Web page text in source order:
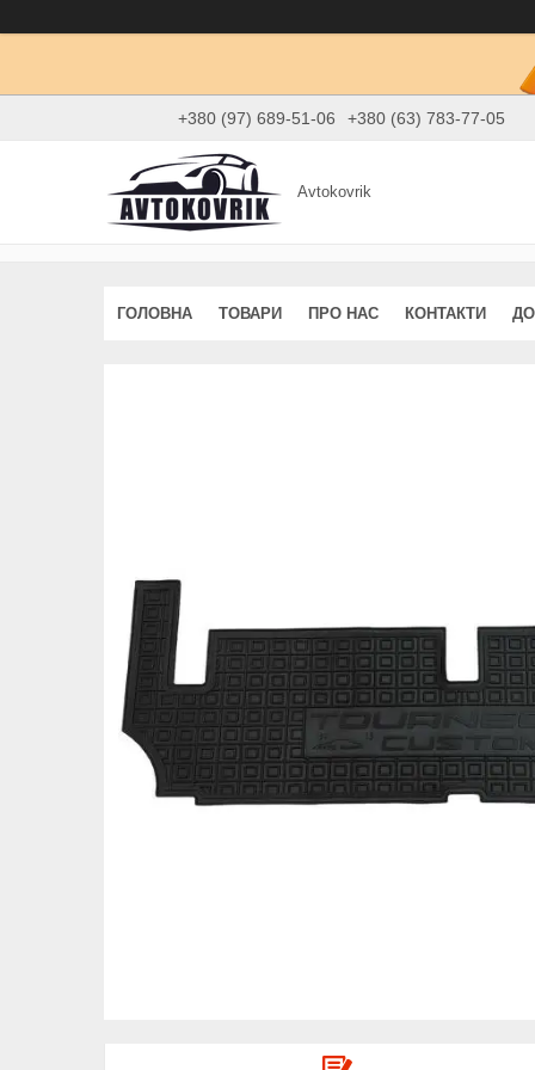
+380 (97) 689-51-06 +380 (63) 783-77-05
Avtokovrik
ГОЛОВНА ТОВАРИ ПРО НАС КОНТАКТИ